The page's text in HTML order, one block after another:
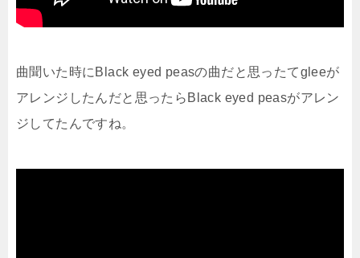
曲聞いた時にBlack eyed peasの曲だと思ったてgleeが
アレンジしたんだと思ったらBlack eyed peasがアレン
ジしてたんですね。